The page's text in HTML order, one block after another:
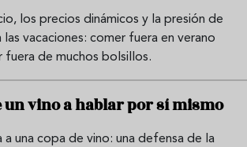
los precios dinámicos y la presión de
las vacaciones: comer fuera en verano
fuera de muchos bolsillos.
un vino a hablar por sí mismo
a una copa de vino: una defensa de la